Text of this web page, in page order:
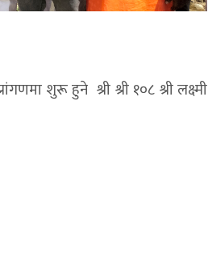
शुरू हुने श्री श्री १०८ श्री लक्ष्मी